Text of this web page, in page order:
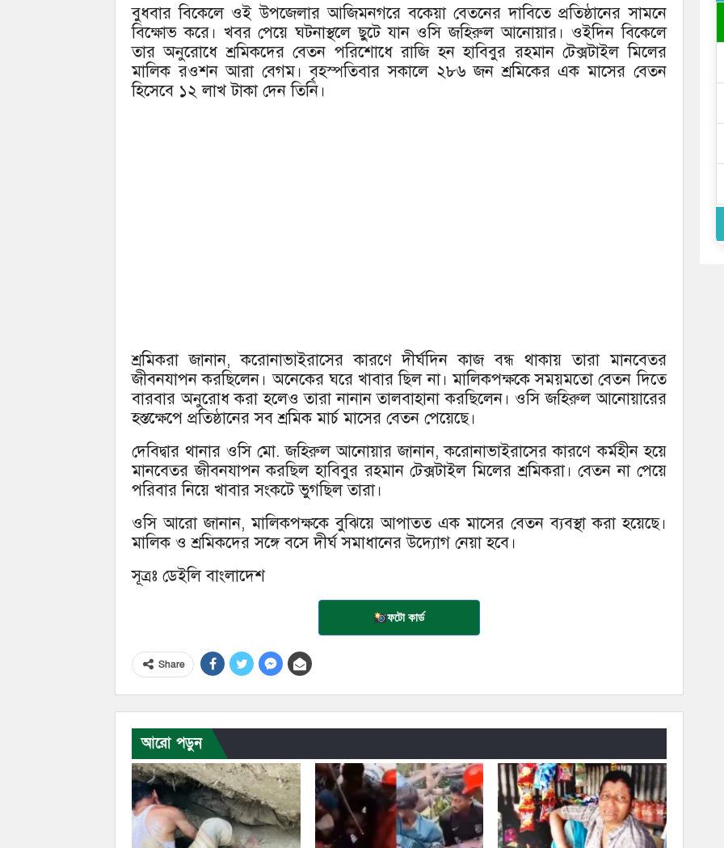
বুধবার বিকেলে ওই উপজেলার আজিমনগরে বকেয়া বেতনের দাবিতে প্রতিষ্ঠানের সামনে
বিক্ষোভ করে। খবর পেয়ে ঘটনাস্থলে ছুটে যান ওসি জহিরুল আনোয়ার। ওইদিন বিকেলে
তার অনুরোধে শ্রমিকদের বেতন পরিশোধে রাজি হন হাবিবুর রহমান টেক্সটাইল মিলের
মালিক রওশন আরা বেগম। বৃহস্পতিবার সকালে ২৮৬ জন শ্রমিকের এক মাসের বেতন
হিসেবে ১২ লাখ টাকা দেন তিনি।
শ্রমিকরা জানান, করোনাভাইরাসের কারণে দীর্ঘদিন কাজ বন্ধ থাকায় তারা মানবেতর
জীবনযাপন করছিলেন। অনেকের ঘরে খাবার ছিল না। মালিকপক্ষকে সময়মতো বেতন দিতে
বারবার অনুরোধ করা হলেও তারা নানান তালবাহানা করছিলেন। ওসি জহিরুল আনোয়ারের
হস্তক্ষেপে প্রতিষ্ঠানের সব শ্রমিক মার্চ মাসের বেতন পেয়েছে।
দেবিদ্বার থানার ওসি মো. জহিরুল আনোয়ার জানান, করোনাভাইরাসের কারণে কর্মহীন হয়ে
মানবেতর জীবনযাপন করছিল হাবিবুর রহমান টেক্সটাইল মিলের শ্রমিকরা। বেতন না পেয়ে
পরিবার নিয়ে খাবার সংকটে ভুগছিল তারা।
ওসি আরো জানান, মালিকপক্ষকে বুঝিয়ে আপাতত এক মাসের বেতন ব্যবস্থা করা হয়েছে।
মালিক ও শ্রমিকদের সঙ্গে বসে দীর্ঘ সমাধানের উদ্যোগ নেয়া হবে।
সূত্রঃ ডেইলি বাংলাদেশ
ফটো কার্ড
Share
আরো পড়ুন